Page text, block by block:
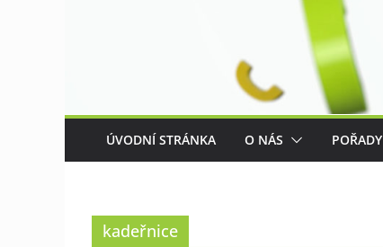
ÚVODNÍ STRÁNKA O NÁS POŘADY
kadeřnice